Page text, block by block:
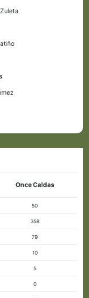
Once Caldas
50
358
79
10
5
0